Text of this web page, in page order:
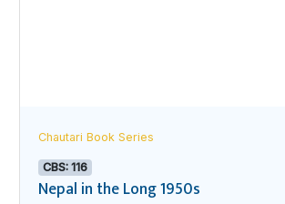
Chautari Book Series
CBS: 116
Nepal in the Long 1950s